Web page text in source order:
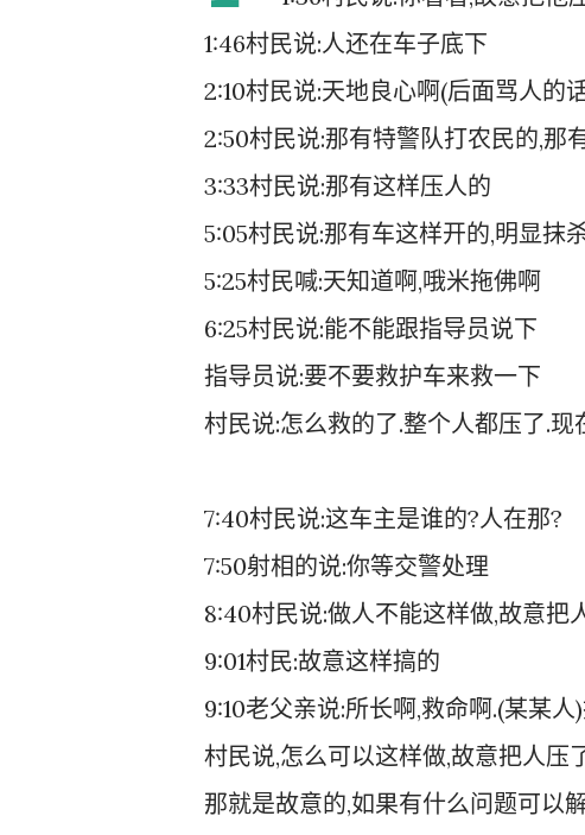
1:46村民说:人还在车子底下
2:10村民说:天地良心啊(后面骂人的
2:50村民说:那有特警队打农民的,那
3:33村民说:那有这样压人的
5:05村民说:那有车这样开的,明显抹
5:25村民喊:天知道啊,哦米拖佛啊
6:25村民说:能不能跟指导员说下
指导员说:要不要救护车来救一下
村民说:怎么救的了.整个人都压了.现
7:40村民说:这车主是谁的?人在那?
7:50射相的说:你等交警处理
8:40村民说:做人不能这样做,故意把
9:01村民:故意这样搞的
9:10老父亲说:所长啊,救命啊.(某某
村民说,怎么可以这样做,故意把人压
那就是故意的,如果有什么问题可以